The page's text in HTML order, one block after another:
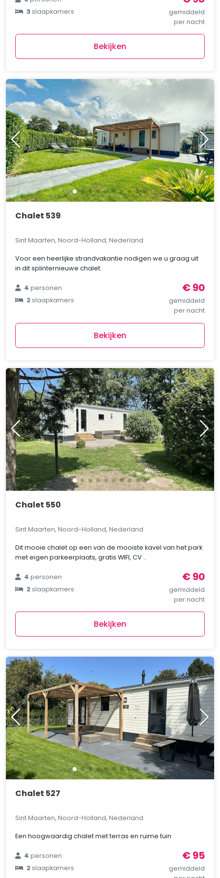
3slaapkamers
gemiddeld
per nacht
Bekijken
Chalet 539
Sint Maarten, Noord-Holland, Nederland
Voor een heerlijke strandvakantie nodigen we u graag uit
in dit splinternieuwe chalet.
4personen
2slaapkamers
€ 90
gemiddeld
per nacht
Bekijken
Chalet 550
Sint Maarten, Noord-Holland, Nederland
Dit mooie chalet op een van de mooiste kavel van het park
met eigen parkeerplaats, gratis WIFI, CV ..
4personen
2slaapkamers
€ 90
gemiddeld
per nacht
Bekijken
Chalet 527
Sint Maarten, Noord-Holland, Nederland
Een hoogwaardig chalet met terras en ruime tuin
4personen
2slaapkamers
€ 95
gemiddeld